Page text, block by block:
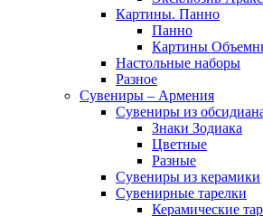
Картины. Панно
Панно
Картины
Настольные наборы
Разное
Сувениры – Армения
Сувениры из
Знаки Зодиака
Цветные
Разные
Сувениры из керамики
Сувенирные тарелки
Керамические